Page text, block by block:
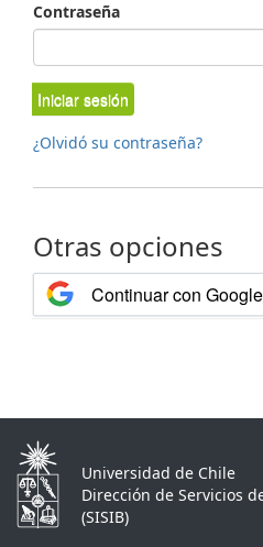
Contraseña
Iniciar sesión
¿Olvidó su contraseña?
Otras opciones
Continuar con Google
Universidad de Chile
Dirección de Servicios
(SISIB)